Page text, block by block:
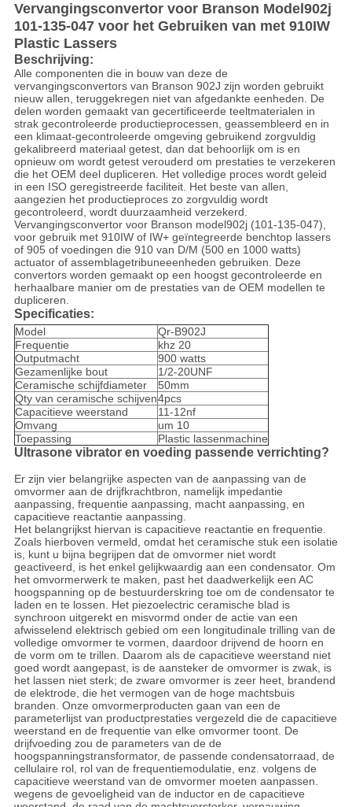
Vervangingsconvertor voor Branson Model902j
101-135-047 voor het Gebruiken van met 910IW
Plastic Lassers
Beschrijving:
Alle componenten die in bouw van deze de
vervangingsconvertors van Branson 902J zijn worden gebruikt
nieuw allen, teruggekregen niet van afgedankte eenheden. De
delen worden gemaakt van gecertificeerde teeltmaterialen in
strak gecontroleerde productieprocessen, geassembleerd en in
een klimaat-gecontroleerde omgeving gebruikend zorgvuldig
gekalibreerd materiaal getest, dan dat behoorlijk om is en
opnieuw om wordt getest verouderd om prestaties te verzekeren
die het OEM deel dupliceren. Het volledige proces wordt geleid
in een ISO geregistreerde faciliteit. Het beste van allen,
aangezien het productieproces zo zorgvuldig wordt
gecontroleerd, wordt duurzaamheid verzekerd.
Vervangingsconvertor voor Branson model902j (101-135-047),
voor gebruik met 910IW of IW+ geïntegreerde benchtop lassers
of 905 of voedingen die 910 van D/M (500 en 1000 watts)
actuator of assemblagetribuneeenheden gebruiken. Deze
convertors worden gemaakt op een hoogst gecontroleerde en
herhaalbare manier om de prestaties van de OEM modellen te
dupliceren.
Specificaties:
Model
Qr-B902J
Frequentie
khz 20
Outputmacht
900 watts
Gezamenlijke bout
1/2-20UNF
Ceramische schijfdiameter
50mm
Qty van ceramische schijven4pcs
Capacitieve weerstand
11-12nf
Omvang
um 10
Toepassing
Plastic lassenmachine
Ultrasone vibrator en voeding passende verrichting?
Er zijn vier belangrijke aspecten van de aanpassing van de
omvormer aan de drijfkrachtbron, namelijk impedantie
aanpassing, frequentie aanpassing, macht aanpassing, en
capacitieve reactantie aanpassing.
Het belangrijkst hiervan is capacitieve reactantie en frequentie.
Zoals hierboven vermeld, omdat het ceramische stuk een isolatie
is, kunt u bijna begrijpen dat de omvormer niet wordt
geactiveerd, is het enkel gelijkwaardig aan een condensator. Om
het omvormerwerk te maken, past het daadwerkelijk een AC
hoogspanning op de bestuurderskring toe om de condensator te
laden en te lossen. Het piezoelectric ceramische blad is
synchroon uitgerekt en misvormd onder de actie van een
afwisselend elektrisch gebied om een longitudinale trilling van de
volledige omvormer te vormen, daardoor drijvend de hoorn en
de vorm om te trillen. Daarom als de capacitieve weerstand niet
goed wordt aangepast, is de aansteker de omvormer is zwak, is
het lassen niet sterk; de zware omvormer is zeer heet, brandend
de elektrode, die het vermogen van de hoge machtsbuis
branden. Onze omvormerproducten gaan van een de
parameterlijst van productprestaties vergezeld die de capacitieve
weerstand en de frequentie van elke omvormer toont. De
drijfvoeding zou de parameters van de de
hoogspanningstransformator, de passende condensatorraad, de
cellulaire rol, rol van de frequentiemodulatie, enz. volgens de
capacitieve weerstand van de omvormer moeten aanpassen.
wegens de gevoeligheid van de inductor en de capacitieve